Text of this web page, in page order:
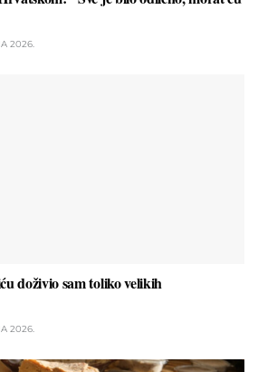
2026.
doživio sam toliko velikih
2026.